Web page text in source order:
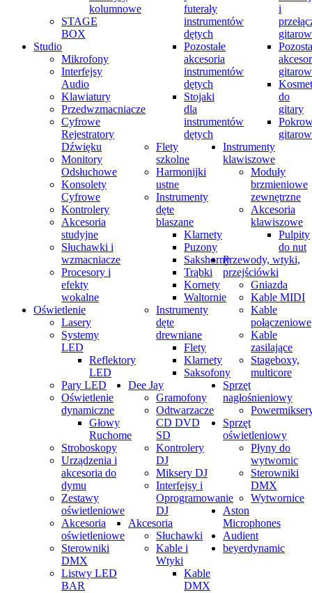
kolumnowe
STAGE
BOX
Studio
Mikrofony
Interfejsy
Audio
Klawiatury
Przedwzmacniacze
Cyfrowe
Rejestratory
Dźwięku
Monitory
Odsłuchowe
Konsolety
Cyfrowe
Kontrolery
Akcesoria
studyjne
Słuchawki i
wzmacniacze
Procesory i
efekty
wokalne
Oświetlenie
Lasery
Systemy
LED
Reflektory
LED
Pary LED
Oświetlenie
dynamiczne
Głowy
Ruchome
Stroboskopy
Urządzenia i
akcesoria do
dymu
Zestawy
oświetleniowe
Akcesoria
oświetleniowe
Sterowniki
DMX
Listwy LED
BAR
futerały
instrumentów
dętych
Pozostałe
akcesoria
instrumentów
dętych
Stojaki
dla
instrumentów
dętych
Flety
szkolne
Harmonijki
ustne
Instrumenty
dęte
blaszane
Klarnety
Puzony
Sakshorny
Trąbki
Kornety
Waltornie
Instrumenty
dęte
drewniane
Flety
Klarnety
Saksofony
Dee Jay
Gramofony
Odtwarzacze
CD DVD
SD
Kontrolery
DJ
Miksery DJ
Interfejsy i
Oprogramowanie
DJ
Akcesoria
Słuchawki
Kable i
Wtyki
Kable
DMX
i
do
gitary
Instrumenty
klawiszowe
Moduły
brzmieniowe
zewnętrzne
Akcesoria
klawiszowe
Pulpity
do nut
Przewody, wtyki,
przejściówki
Gniazda
Kable MIDI
Kable
połączeniowe
Kable
zasilające
Stageboxy,
multicore
Sprzęt
nagłośnieniowy
Sprzęt
oświetleniowy
Płyny do
wytwornic
Sterowniki
DMX
Wytwornice
Aston
Microphones
Audient
beyerdynamic